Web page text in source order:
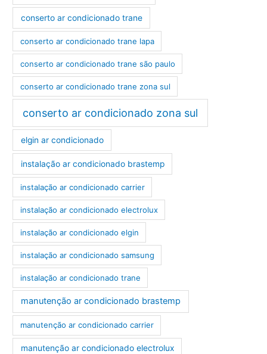
conserto ar condicionado trane
conserto ar condicionado trane lapa
conserto ar condicionado trane são paulo
conserto ar condicionado trane zona sul
conserto ar condicionado zona sul
elgin ar condicionado
instalação ar condicionado brastemp
instalação ar condicionado carrier
instalação ar condicionado electrolux
instalação ar condicionado elgin
instalação ar condicionado samsung
instalação ar condicionado trane
manutenção ar condicionado brastemp
manutenção ar condicionado carrier
manutenção ar condicionado electrolux